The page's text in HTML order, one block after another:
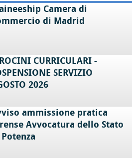
Camera di
di Madrid
CURRICULARI -
SERVIZIO
2026
ammissione pratica
Avvocatura dello Stato